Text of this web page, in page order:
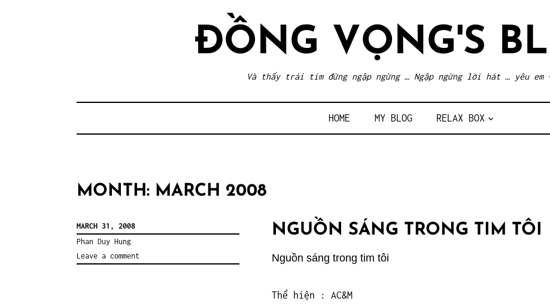
ĐỒNG VỌNG'S
Và thấy trái tim đừng ngập ngừng … Ngập ngừng lời hát … yêu em
HOME MY BLOG RELAX BOX
MONTH: MARCH 2008
MARCH 31, 2008
Phan Duy Hung
Leave a comment
NGUỒN SÁNG TRONG TIM TÔI
Nguồn sáng trong tim tôi
Thể hiện : AC&M